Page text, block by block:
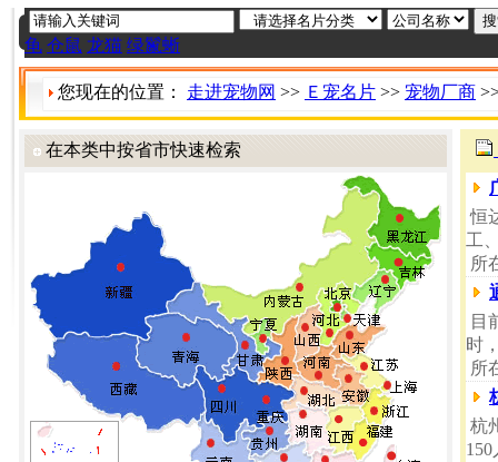
龟 仓鼠 龙猫 绿鬣蜥
您现在的位置： 走进宠物网 >> Ｅ宠名片 >> 宠物厂商
在本类中按省市快速检索
恒
工
所
目
时
所
杭